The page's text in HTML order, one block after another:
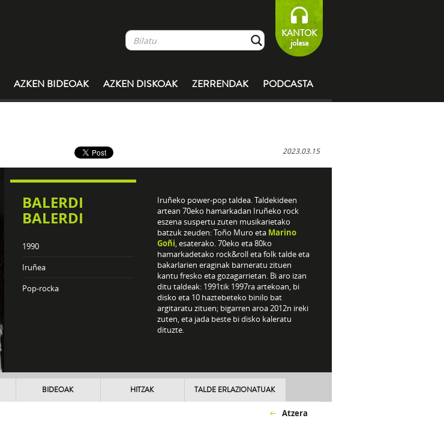
KANTOK
jolasa
AZKEN BIDEOAK AZKEN DISKOAK ZERRENDAK PODCASTA
2023.03.15
BALERDI
BALERDI
1990
Iruñea
Pop-rocka
Iruñeko power-pop taldea. Taldekideen
artean 70eko hamarkadan Iruñeko rock
eszena suspertu zuten musikarietako
batzuk zeuden: Toño Muro eta Marino
Goñi, esaterako. 70eko eta 80ko
hamarkadetako rock&roll eta folk talde eta
bakarlarien eraginak barneratu zituen
kantu fresko eta gozagarrietan. Bi aro izan
ditu taldeak: 1991tik 1997ra artekoan, bi
disko eta 10 haztebeteko binilo bat
argitaratu zituen; bigarren aroa 2012n ireki
zuten, eta jada beste bi disko kaleratu
dituzte.
BIDEOAK HITZAK TALDE ERLAZIONATUAK
Atzera